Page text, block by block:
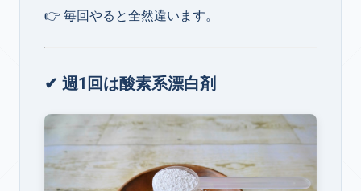
👉 毎回やると全然違います。
✔ 週1回は酸素系漂白剤